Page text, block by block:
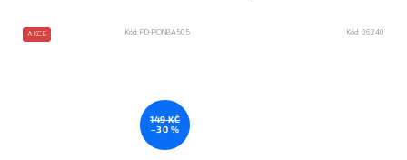
AKCE
149 KČ
–30 %
Kód: PD-PONBA505 Kód: 06240